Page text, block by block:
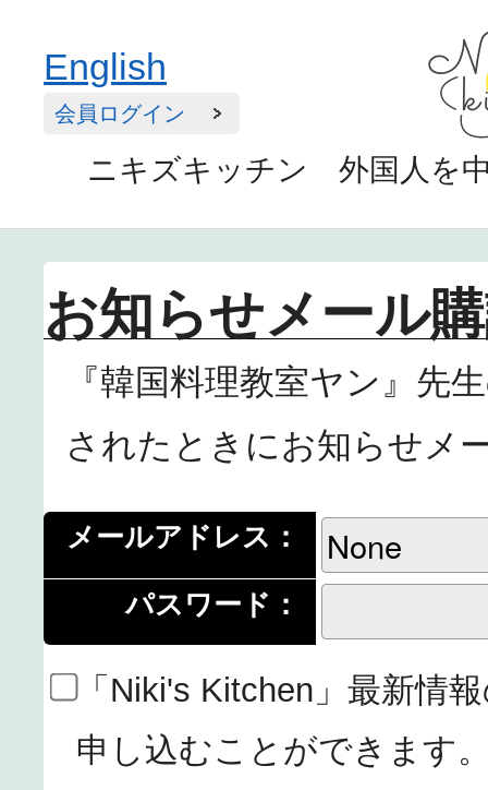
ニキズキッチン 外国人を
English
会員ログイン
お知らせメール
『韓国料理教室ヤン』先
されたときにお知らせメ
メールアドレス：
パスワード：
「Niki's Kitchen」最新情
申し込むことができます